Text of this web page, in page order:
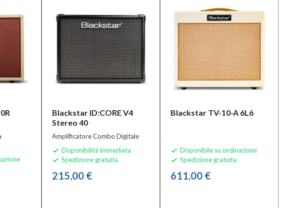
Blackstar ID:CORE V4
Stereo 40
Amplificatore Combo Digitale
 Disponibilità immediata
 Spedizione gratuita
215,00 €
Blackstar TV-10-A 6L6
 Disponibile su ordinazione
 Spedizione gratuita
611,00 €